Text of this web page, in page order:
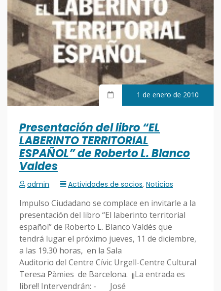
1 de enero de 2010
Presentación del libro “EL
LABERINTO TERRITORIAL
ESPAÑOL” de Roberto L. Blanco
Valdes
admin Actividades de socios, Noticias
Impulso Ciudadano se complace en invitarle a la
presentación del libro “El laberinto territorial
español” de Roberto L. Blanco Valdés que
tendrá lugar el próximo jueves, 11 de diciembre,
a las 19.30 horas, en la Sala
Auditorio del Centre Cívic Urgell-Centre Cultural
Teresa Pàmies de Barcelona. ¡¡La entrada es
libre!! Intervendrán: - José